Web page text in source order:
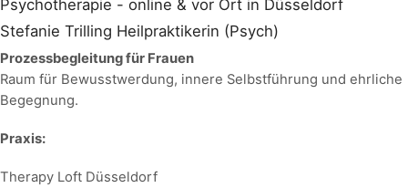
Psychotherapie - online & vor Ort in Düsseldorf
Stefanie Trilling Heilpraktikerin (Psych)
Prozessbegleitung für Frauen
Raum für Bewusstwerdung, innere Selbstführung und ehrliche
Begegnung.
Praxis:
Therapy Loft Düsseldorf